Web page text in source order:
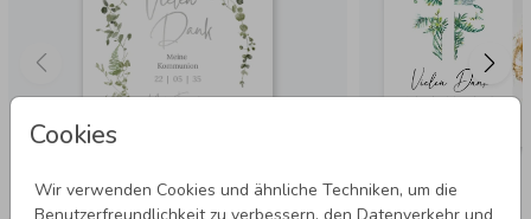
Cookies
Wir verwenden Cookies und ähnliche Techniken, um die
Benutzerfreundlichkeit zu verbessern, den Datenverkehr und